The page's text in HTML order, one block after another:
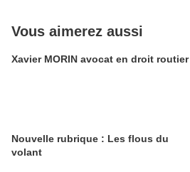
Vous aimerez aussi
Xavier MORIN avocat en droit routier
Nouvelle rubrique : Les flous du
volant